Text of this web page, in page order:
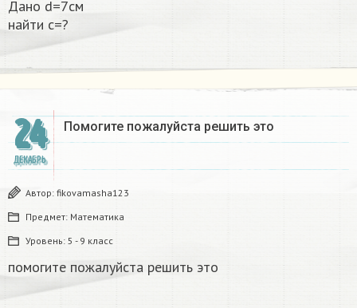
Дано d=7см
найти с=?​
24
ДЕКАБРЬ
Помогите пожалуйста решить это
Автор: fikovamasha123
Предмет: Математика
Уровень: 5 - 9 класс
помогите пожалуйста решить это